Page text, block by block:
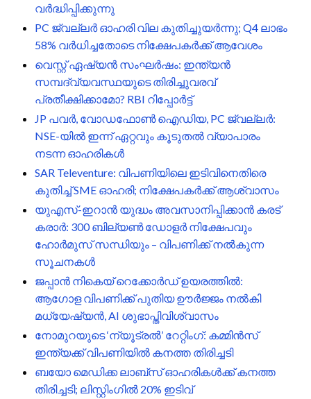
വർദ്ധിപ്പിക്കുന്നു
PC ജ്വല്ലർ ഓഹരി വില കുതിച്ചുയർന്നു; Q4 ലാഭം
58% വർധിച്ചതോടെ നിക്ഷേപകർക്ക് ആവേശം
വെസ്റ്റ് ഏഷ്യൻ സംഘർഷം: ഇന്ത്യൻ
സമ്പദ്‌വ്യവസ്ഥയുടെ തിരിച്ചുവരവ്
പ്രതീക്ഷിക്കാമോ? RBI റിപ്പോർട്ട്
JP പവർ, വോഡഫോൺ ഐഡിയ, PC ജ്വല്ലർ:
NSE-യിൽ ഇന്ന് ഏറ്റവും കൂടുതൽ വ്യാപാരം
നടന്ന ഓഹരികൾ
SAR Televenture: വിപണിയിലെ ഇടിവിനെതിരെ
കുതിച്ച് SME ഓഹരി; നിക്ഷേപകർക്ക് ആശ്വാസം
യുഎസ്-ഇറാൻ യുദ്ധം അവസാനിപ്പിക്കാൻ കരട്
കരാർ: 300 ബില്യൺ ഡോളർ നിക്ഷേപവും
ഹോർമുസ് സന്ധിയും – വിപണിക്ക് നൽകുന്ന
സൂചനകൾ
ജപ്പാൻ നികെയ് റെക്കോർഡ് ഉയരത്തിൽ:
ആഗോള വിപണിക്ക് പുതിയ ഊർജ്ജം നൽകി
മധ്യേഷ്യൻ, AI ശുഭാപ്തിവിശ്വാസം
നോമുറയുടെ ‘ന്യൂട്രൽ’ റേറ്റിംഗ്: കമ്മിൻസ്
ഇന്ത്യക്ക് വിപണിയിൽ കനത്ത തിരിച്ചടി
ബയോ മെഡിക്ക ലാബ്സ് ഓഹരികൾക്ക് കനത്ത
തിരിച്ചടി; ലിസ്റ്റിംഗിൽ 20% ഇടിവ്